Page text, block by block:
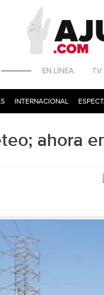
·EN LÍNEA.
INTERNACIONAL
ahora